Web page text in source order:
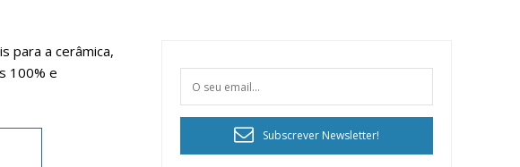
para a cerâmica,
100% e
Subscrever Newsletter!